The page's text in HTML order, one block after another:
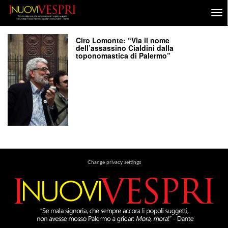
Ciro Lomonte: “Via il nome
dell’assassino Cialdini dalla
toponomastica di Palermo”
Change privacy settings